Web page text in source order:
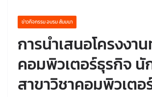
ข่าวกิจกรรม อบรม สัมมนา
การนำเสนอโครงงา
คอมพิวเตอร์ธุรกิจ
สาขาวิชาคอมพิวเตอ